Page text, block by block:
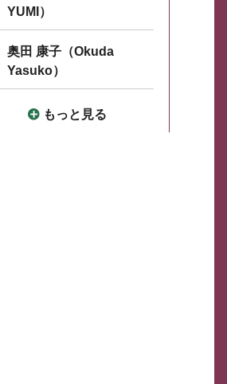
YUMI）
奥田 康子（Okuda
Yasuko）
もっと見る